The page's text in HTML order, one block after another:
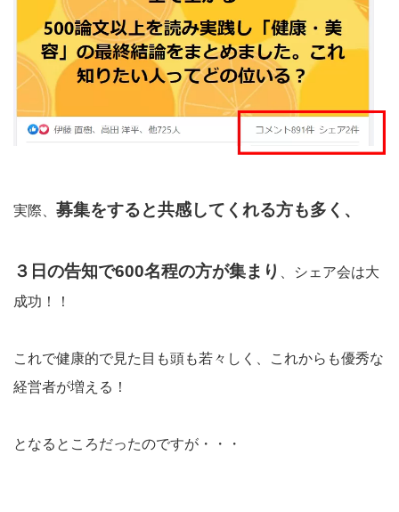
実際、 募集をすると共感してくれる方も多く、
３日の告知で600名程の方が集まり
、シェア会は大
成功！！
これで健康的で見た目も頭も若々しく、これからも優秀な
経営者が増える！
となるところだったのですが・・・